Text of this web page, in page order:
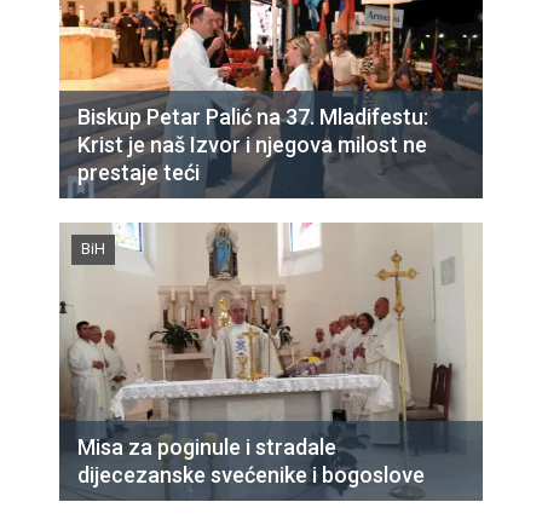
Biskup Petar Palić na 37. Mladifestu:
Krist je naš Izvor i njegova milost ne
prestaje teći
BiH
Misa za poginule i stradale
dijecezanske svećenike i bogoslove